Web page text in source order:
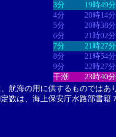
3分
19時49分
4分
20時14分
5分
20時38分
6分
21時02分
7分
21時27分
8分
21時54分
9分
22時27分
干潮
23時40分
航海の用に供するものではあ
数は、海上保安庁水路部書籍